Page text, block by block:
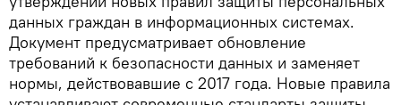
данных граждан в информационных системах.
Документ предусматривает обновление
требований к безопасности данных и заменяет
нормы, действовавшие с 2017 года. Новые правила